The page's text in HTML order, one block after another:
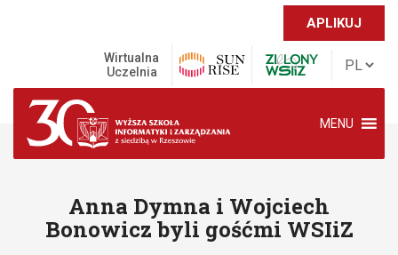
APLIKUJ
Wirtualna
Uczelnia
MENU
Anna Dymna i Wojciech
Bonowicz byli gośćmi WSIiZ